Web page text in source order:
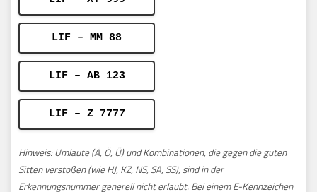
LIF – MM 88
LIF – AB 123
LIF – Z 7777
Hinweis: Umlaute (Ä, Ö, Ü) und Kombinationen, die gegen die guten
Sitten verstoßen (wie HJ, KZ, NS, SA, SS), sind in der
Erkennungsnummer generell nicht erlaubt. Bei einem E-Kennzeichen